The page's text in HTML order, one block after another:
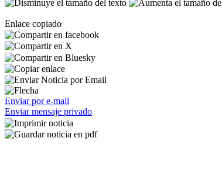
Enlace copiado
Enviar por e-mail
Enviar mensaje privado